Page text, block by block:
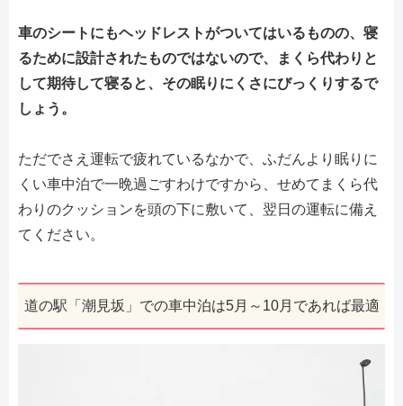
車のシートにもヘッドレストがついてはいるものの、寝
るために設計されたものではないので、まくら代わりと
して期待して寝ると、その眠りにくさにびっくりするで
しょう。
ただでさえ運転で疲れているなかで、ふだんより眠りに
くい車中泊で一晩過ごすわけですから、せめてまくら代
わりのクッションを頭の下に敷いて、翌日の運転に備え
てください。
道の駅「潮見坂」での車中泊は5月～10月であれば最適